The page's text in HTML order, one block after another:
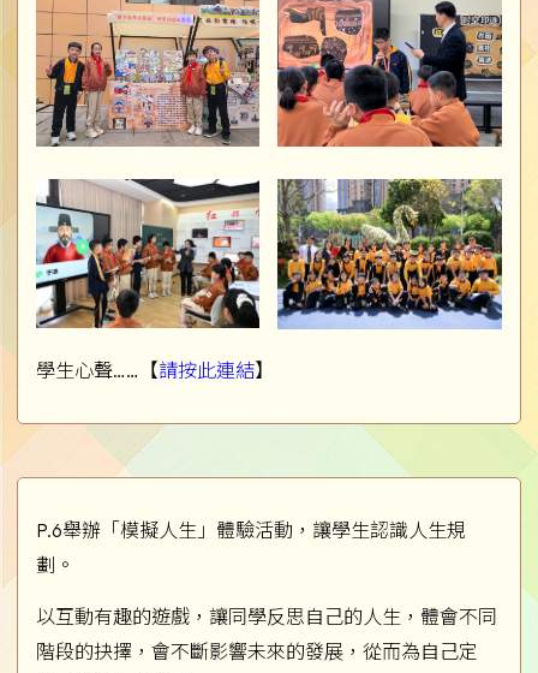
學生心聲……【請按此連結】
P.6舉辦「模擬人生」體驗活動，讓學生認識人生規
劃。
以互動有趣的遊戲，讓同學反思自己的人生，體會不同
階段的抉擇，會不斷影響未來的發展，從而為自己定